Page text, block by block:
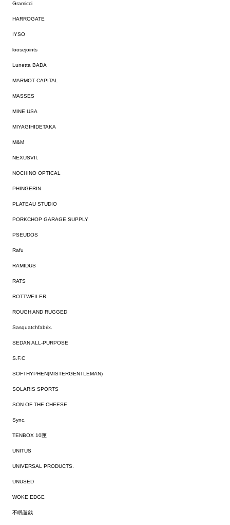
Gramicci
HARROGATE
IYSO
loosejoints
Lunetta BADA
MARMOT CAPITAL
MASSES
MINE USA
MIYAGIHIDETAKA
M&M
NEXUSVII.
NOCHINO OPTICAL
PHINGERIN
PLATEAU STUDIO
PORKCHOP GARAGE SUPPLY
PSEUDOS
Rafu
RAMIDUS
RATS
ROTTWEILER
ROUGH AND RUGGED
Sasquatchfabrix.
SEDAN ALL-PURPOSE
S.F.C
SOFTHYPHEN(MISTERGENTLEMAN)
SOLARIS SPORTS
SON OF THE CHEESE
Sync.
TENBOX 10匣
UNITUS
UNIVERSAL PRODUCTS.
UNUSED
WOKE EDGE
不眠遊戯